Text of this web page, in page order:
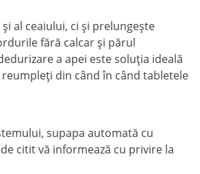
al ceaiului, ci și prelungește
fără calcar și părul
a apei este soluția ideală
din când în când tabletele
supapa automată cu
citit vă informează cu privire la